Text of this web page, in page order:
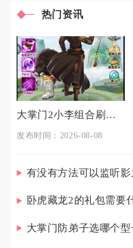
热门资讯
大掌门2小李组合刷江湖对身体有何影响
发布时间：2026-08-08
有没有方法可以监听
卧虎藏龙2的礼包需要
大掌门防弟子选哪个